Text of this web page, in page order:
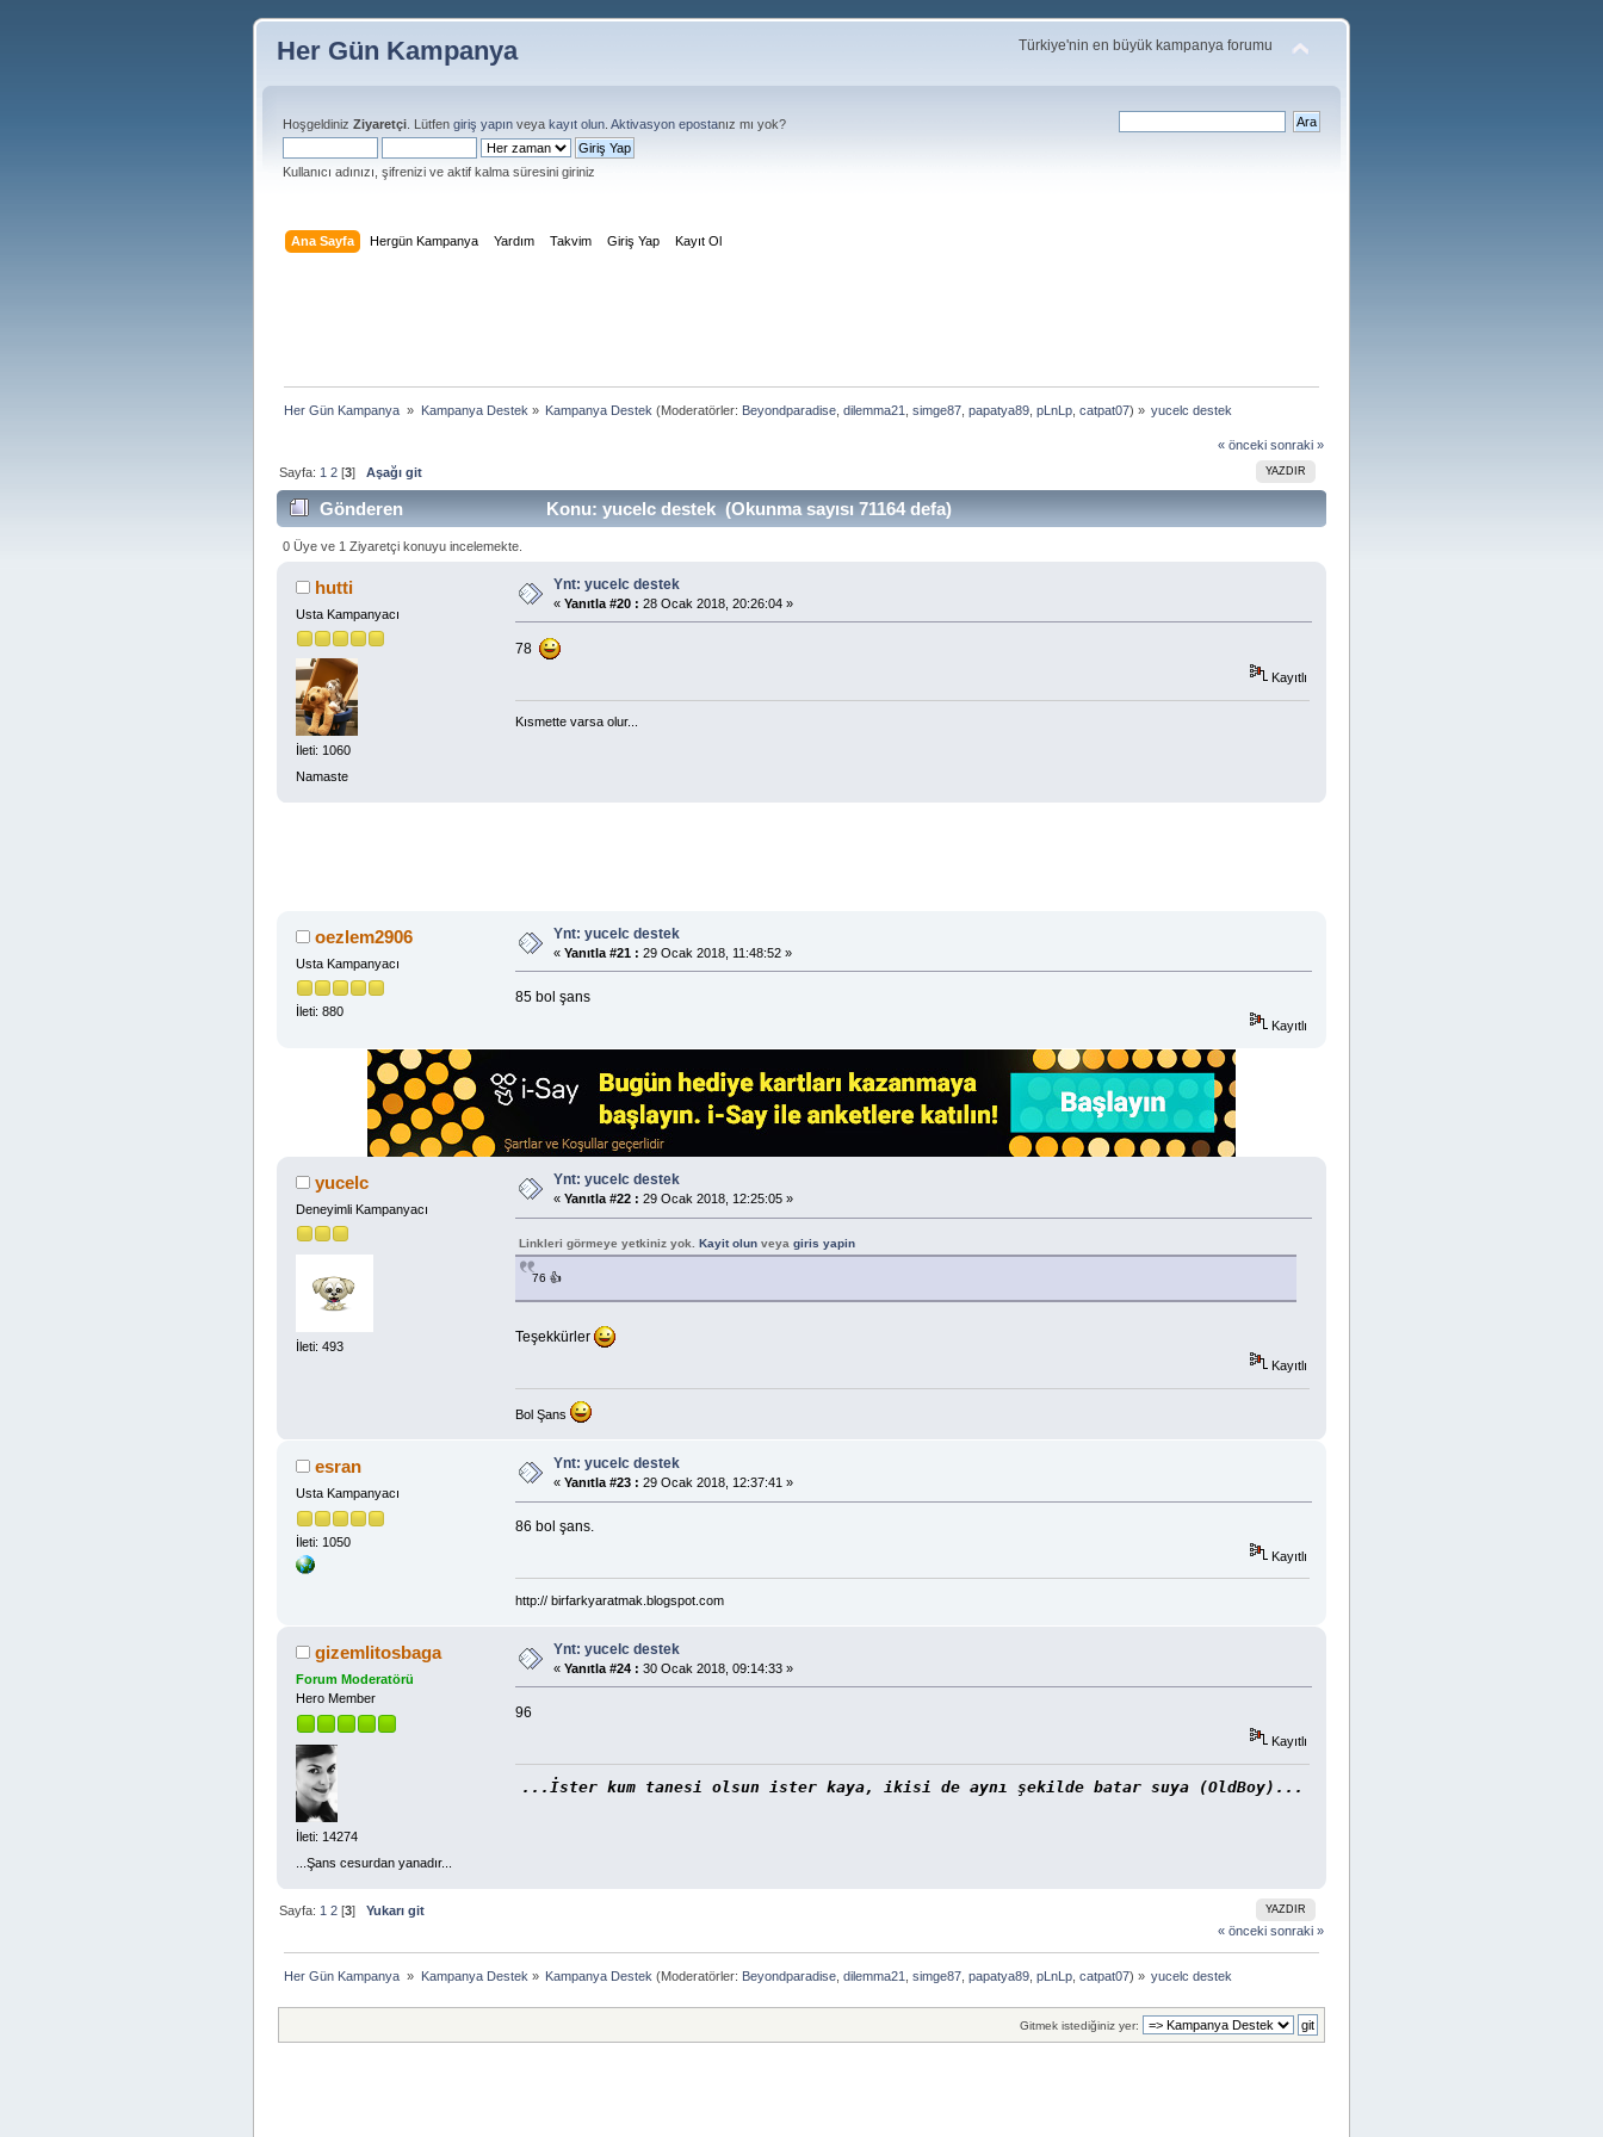
Her Gün Kampanya Türkiye'nin en büyük kampanya forumu
Hoşgeldiniz Ziyaretçi . Lütfen giriş yapın veya kayıt olun Aktivasyon epostanız mı yok?
Kullanıcı adınızı, şifrenizi ve aktif kalma süresini giriniz
Ana Sayfa Hergün Kampanya Yardım Takvim Giriş Yap Kayıt Ol
Her Gün Kampanya » Kampanya Destek » Kampanya Destek (Moderatörler: Beyondparadise, dilemma21 simge87, papatya89, pLnLp, catpat07) » yucelc destek
« önceki sonraki »
YAZDIR
Sayfa: 1 2 [3]Aşağı git
Gönderen Konu: yucelc destek (Okunma sayısı 71164 defa)
0 Üye ve 1 Ziyaretçi konuyu incelemekte.
hutti
Usta Kampanyacı
İleti: 1060
Namaste
Ynt: yucelc destek
« Yanıtla #20 : 28 Ocak 2018, 20:26:04 »
78
Kayıtlı
Kısmette varsa olur...
oezlem2906
Usta Kampanyacı
İleti: 880
Ynt: yucelc destek
« Yanıtla #21 : 29 Ocak 2018, 11:48:52 »
85 bol şans
Kayıtlı
yucelc
Deneyimli Kampanyacı
İleti: 493
Ynt: yucelc destek
« Yanıtla #22 : 29 Ocak 2018, 12:25:05 »
Linkleri görmeye yetkiniz yok. Kayit olunveya giris yapin
76 👍
Teşekkürler
Kayıtlı
Bol Şans
esran
Usta Kampanyacı
İleti: 1050
Ynt: yucelc destek
« Yanıtla #23 : 29 Ocak 2018, 12:37:41 »
86 bol şans.
Kayıtlı
http:// birfarkyaratmak.blogspot.com
gizemlitosbaga
Forum Moderatörü
Hero Member
İleti: 14274
...Şans cesurdan yanadır...
Ynt: yucelc destek
« Yanıtla #24 : 30 Ocak 2018, 09:14:33 »
96
Kayıtlı
...İster kum tanesi olsun ister kaya, ikisi de aynı şekilde batar suya (OldBoy)...
YAZDIR
Sayfa: 1 2 [3]Yukarı git
« önceki sonraki »
Her Gün Kampanya » Kampanya Destek » Kampanya Destek (Moderatörler: Beyondparadise, dilemma21 simge87, papatya89, pLnLp, catpat07) » yucelc destek
Gitmek istediğiniz yer: